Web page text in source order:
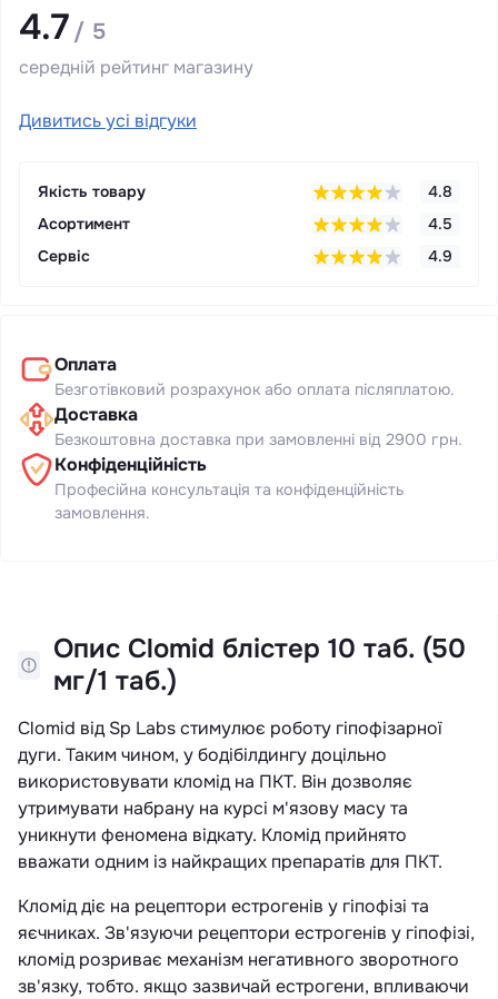
4.7 / 5
середній рейтинг магазину
Дивитись усі відгуки
Якість товару
4.8
Асортимент
4.5
Сервіс
4.9
Оплата
Безготівковий розрахунок або оплата післяплатою.
Доставка
Безкоштовна доставка при замовленні від 2900 грн.
Конфіденційність
Професійна консультація та конфіденційність
замовлення.
Опис Clomid блістер 10 таб. (50
мг/1 таб.)
Clomid від Sp Labs стимулює роботу гіпофізарної
дуги. Таким чином, у бодібілдингу доцільно
використовувати кломід на ПКТ. Він дозволяє
утримувати набрану на курсі м'язову масу та
уникнути феномена відкату. Кломід прийнято
вважати одним із найкращих препаратів для ПКТ.
Кломід діє на рецептори естрогенів у гіпофізі та
яєчниках. Зв'язуючи рецептори естрогенів у гіпофізі,
кломід розриває механізм негативного зворотного
зв'язку, тобто. якщо зазвичай естрогени, впливаючи